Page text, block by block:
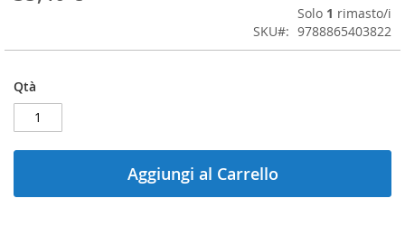
Solo 1 rimasto/i
SKU
9788865403822
Qtà
Aggiungi al Carrello